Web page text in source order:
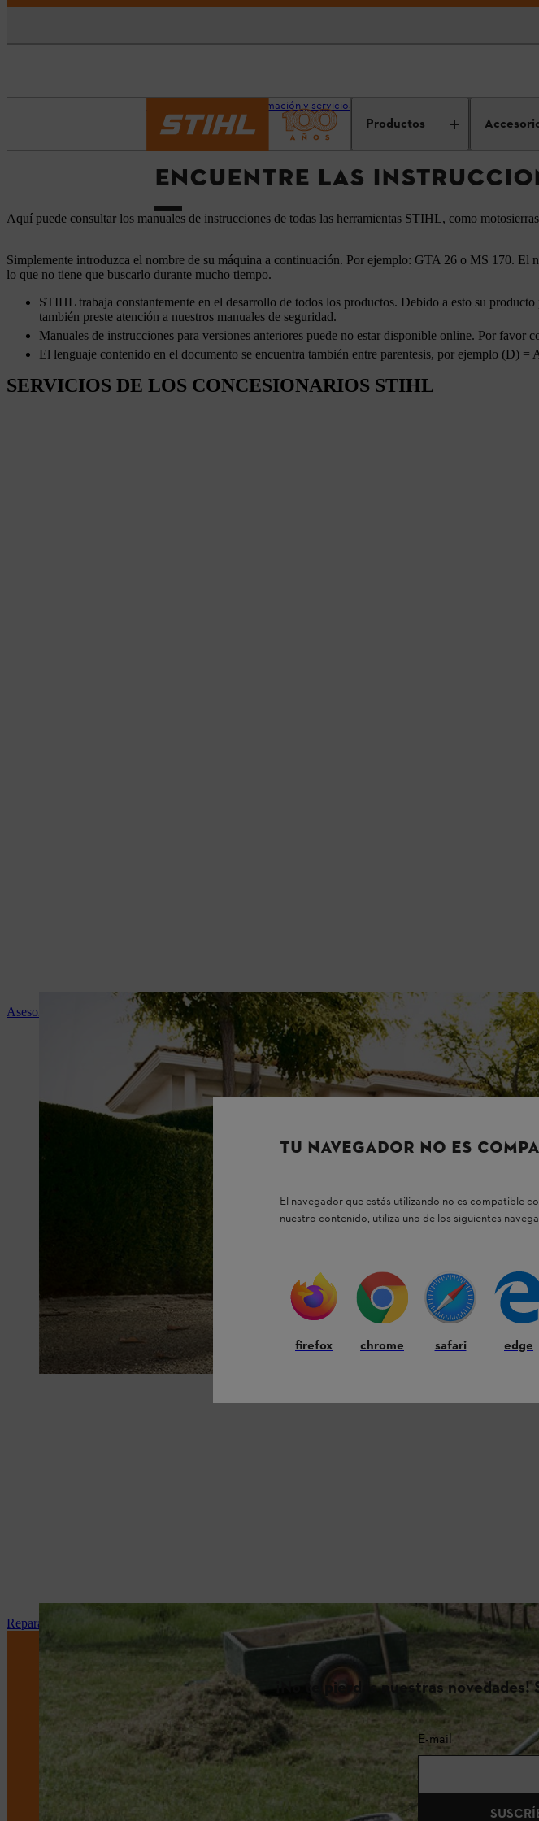
Productos
Información y servicios
ENCUENTRE LAS
Aquí puede consultar los manuales de instrucciones de todas las herramientas STIHL, como
Simplemente introduzca el nombre de su máquina a continuación. Por ejemplo: GTA 26 o MS 170. El
lo que no tiene que buscarlo durante mucho tiempo.
STIHL trabaja constantemente en el desarrollo de todos los productos. Debido a esto su
también preste atención a nuestros manuales de seguridad.
Manuales de instrucciones para versiones anteriores puede no estar disponible online. Por favor
El lenguaje contenido en el documento se encuentra también entre parentesis, por ejemplo (D) =
SERVICIOS DE LOS CONCESIONARIOS STIHL
Asesoramiento experto y servicio STIHL en tu tienda especialista
Reparación y mantenimiento STIHL en tu tienda especialista
¡No te pierdas nuestras
E-mail
TU NAVEGADOR NO ES
El navegador que estás utilizando no es compatible
nuestro contenido, utiliza uno de los siguientes
firefox chrome safari edge